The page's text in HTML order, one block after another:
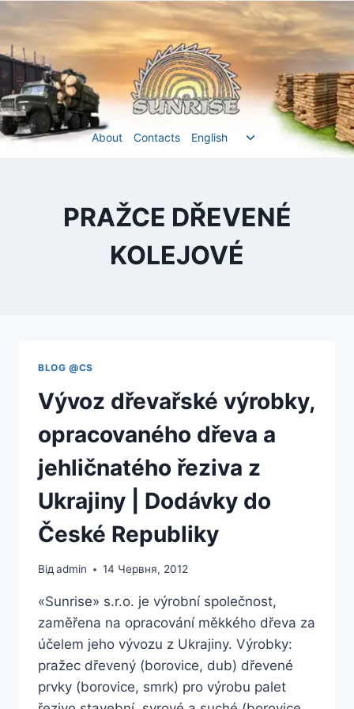
Перейти
до
вмісту
About Contacts English
Перемкнути
PRAŽCE DŘEVENÉ
KOLEJOVÉ
BLOG @CS
Vývoz dřevařské výrobky,
opracovaného dřeva a
jehličnatého řeziva z
Ukrajiny | Dodávky do
České Republiky
Відadmin 14 Червня, 2012
«Sunrise» s.r.o. je výrobní společnost,
zaměřena na opracování měkkého dřeva za
účelem jeho vývozu z Ukrajiny. Výrobky:
pražec dřevený (borovice, dub) dřevené
prvky (borovice, smrk) pro výrobu palet